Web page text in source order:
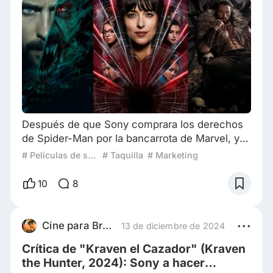
Después de que Sony comprara los derechos
de Spider-Man por la bancarrota de Marvel, y
que con el personaje hicieran un par de series,
Sam Raimi, la trilogía no hecha que quedo en
los Vengadores… a Sony le dio por volver al
camino del fracaso con el “Sony's Spi
# Películas de superhéroes que fallaron # Taquilla # Marketing
10 8
Cine para Brutos 13 de diciembre de 2024
Crítica de "Kraven el Cazador" (Kraven
the Hunter, 2024): Sony a hacer